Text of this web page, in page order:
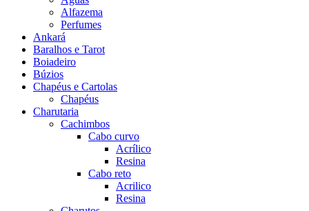
Alfazema
Perfumes
Ankará
Baralhos e Tarot
Boiadeiro
Búzios
Chapéus e Cartolas
Chapéus
Charutaria
Cachimbos
Cabo curvo
Acrílico
Resina
Cabo reto
Acrilico
Resina